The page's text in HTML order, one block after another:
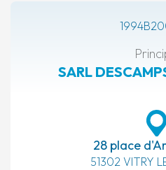
SARL
28 place
51302 VITRY